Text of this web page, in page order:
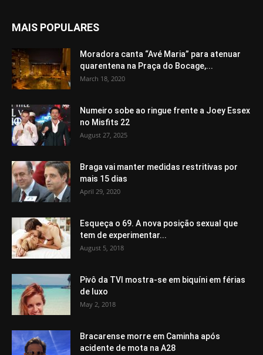
MAIS POPULARES
Moradora canta “Avé Maria” para atenuar
quarentena na Praça do Bocage,...
March 18, 2020
Numeiro sobe ao ringue frente a Joey Essex
no Misfits 22
August 27, 2025
Braga vai manter medidas restritivas por
mais 15 dias
April 29, 2020
Esqueça o 69. A nova posição sexual que
tem de experimentar...
August 5, 2018
Pivô da TVI mostra-se em biquíni em férias
de luxo
May 2, 2018
Bracarense morre em Caminha após
acidente de mota na A28